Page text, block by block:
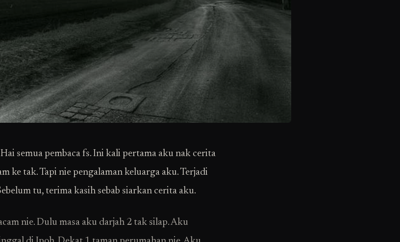
semua pembaca fs. Ini kali pertama aku nak cerita
ke tak. Tapi nie pengalaman keluarga aku. Terjadi
tu, terima kasih sebab siarkan cerita aku.
nie. Dulu masa aku darjah 2 tak silap. Aku